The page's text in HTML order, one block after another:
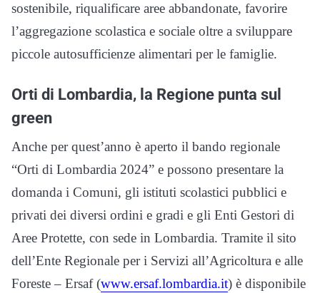
sostenibile, riqualificare aree abbandonate, favorire
l’aggregazione scolastica e sociale oltre a sviluppare
piccole autosufficienze alimentari per le famiglie.
Orti di Lombardia, la Regione punta sul
green
Anche per quest’anno è aperto il bando regionale
“Orti di Lombardia 2024” e possono presentare la
domanda i Comuni, gli istituti scolastici pubblici e
privati dei diversi ordini e gradi e gli Enti Gestori di
Aree Protette, con sede in Lombardia. Tramite il sito
dell’Ente Regionale per i Servizi all’Agricoltura e alle
Foreste – Ersaf (www.ersaf.lombardia.it) è disponibile